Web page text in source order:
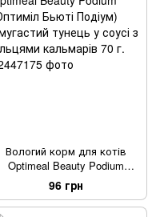
Вологий корм для котів
Optimeal Beauty Podium
(Оптиміл Бьюті Подіум)
Смугастий тунець у соусі з
кільцями кальмарів 70 г.
96 грн